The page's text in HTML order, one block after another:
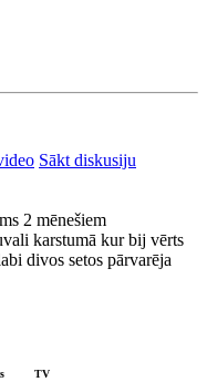
Sākt diskusiju
2 mēnešiem
karstumā kur bij vērts
divos setos pārvarēja
TV